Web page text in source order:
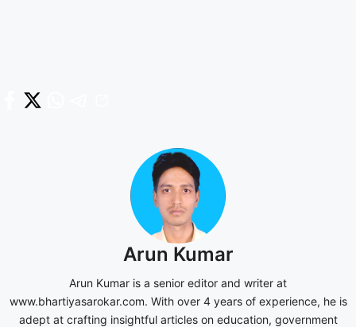
Arun Kumar
Arun Kumar is a senior editor and writer at
www.bhartiyasarokar.com. With over 4 years of experience, he is
adept at crafting insightful articles on education, government